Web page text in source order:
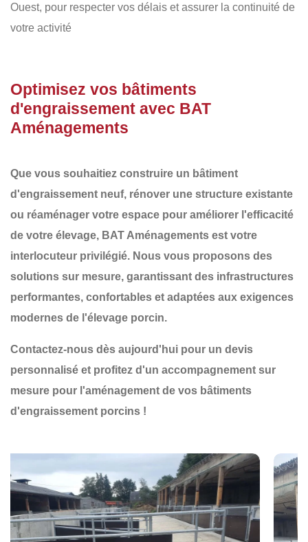
Ouest, pour respecter vos délais et assurer la continuité de
votre activité
Optimisez vos bâtiments
d'engraissement avec BAT
Aménagements
Que vous souhaitiez construire un bâtiment
d'engraissement neuf, rénover une structure existante
ou réaménager votre espace pour améliorer l'efficacité
de votre élevage, BAT Aménagements est votre
interlocuteur privilégié. Nous vous proposons des
solutions sur mesure, garantissant des infrastructures
performantes, confortables et adaptées aux exigences
modernes de l'élevage porcin.
Contactez-nous dès aujourd'hui pour un devis
personnalisé et profitez d'un accompagnement sur
mesure pour l'aménagement de vos bâtiments
d'engraissement porcins !